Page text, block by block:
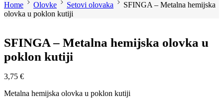
Home Olovke Setovi olovaka
SFINGA – Metalna hemijska
olovka u poklon kutiji
SFINGA – Metalna hemijska olovka u
poklon kutiji
3,75 €
Metalna hemijska olovka u poklon kutiji